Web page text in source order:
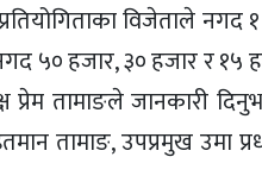
विजेताले नगद
५० हजार, ३० हजार र १५
तामाङले जानकारी
तामाङ, उपप्रमुख उमा